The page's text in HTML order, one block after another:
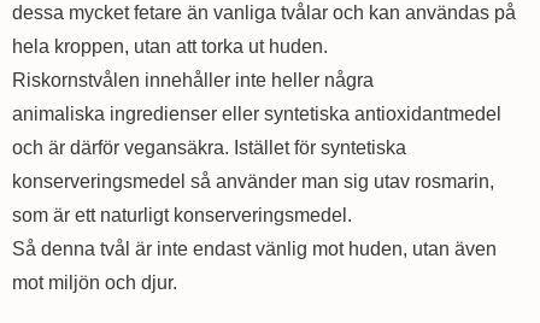
dessa mycket fetare än vanliga tvålar och kan användas på
hela kroppen, utan att torka ut huden.
Riskornstvålen innehåller inte heller några
animaliska ingredienser eller syntetiska antioxidantmedel
och är därför vegansäkra. Istället för syntetiska
konserveringsmedel så använder man sig utav rosmarin,
som är ett naturligt konserveringsmedel.
Så denna tvål är inte endast vänlig mot huden, utan även
mot miljön och djur.